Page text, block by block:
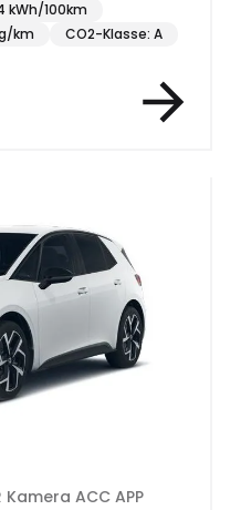
kWh/100km
km
CO2-Klasse: A
Kamera ACC APP